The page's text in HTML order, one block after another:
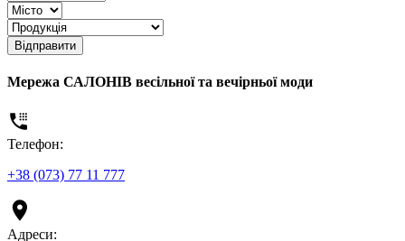
Відправити
Мережа САЛОНІВ весільної та вечірньої моди
Телефон:
+38 (073) 77 11 777
Адреси: